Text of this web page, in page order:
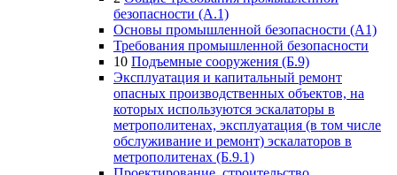
безопасности (А.1)
Основы промышленной безопасности (А1)
Требования промышленной безопасности
10 Подъемные сооружения (Б.9)
Эксплуатация и капитальный ремонт
опасных производственных объектов, на
которых используются эскалаторы в
метрополитенах, эксплуатация (в том числе
обслуживание и ремонт) эскалаторов в
метрополитенах (Б.9.1)